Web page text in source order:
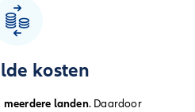
kosten
meerdere landen. Daardoor